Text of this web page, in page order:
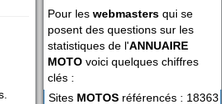
Pour les webmasters qui se
posent des questions sur les
statistiques de l'ANNUAIRE
MOTO voici quelques chiffres
clés :
Sites MOTOS référencés : 18363